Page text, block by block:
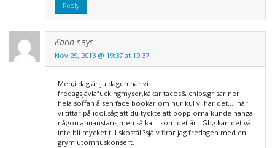
Reply
Karin says:
Nov 29, 2013 @ 19:37 at 19:37
Men,i dag är ju dagen när vi
fredagsjävlafuckingmyser,käkar tacos& chips,grisar ner
hela soffan å sen face bookar om hur kul vi har det…..när
vi tittar på idol.såg att du tyckte att popplorna kunde hänga
någon annanstans,men så kallt som det är i Gbg kan det väl
inte bli mycket till skoställ?själv firar jag fredagen med en
grym utomhuskonsert.